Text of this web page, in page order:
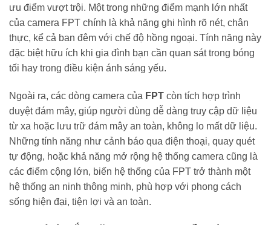
ưu điểm vượt trội. Một trong những điểm mạnh lớn nhất
của camera FPT chính là khả năng ghi hình rõ nét, chân
thực, kể cả ban đêm với chế độ hồng ngoại. Tính năng này
đặc biệt hữu ích khi gia đình bạn cần quan sát trong bóng
tối hay trong điều kiện ánh sáng yếu.
Ngoài ra, các dòng camera của FPT còn tích hợp trình
duyệt đám mây, giúp người dùng dễ dàng truy cập dữ liệu
từ xa hoặc lưu trữ đám mây an toàn, không lo mất dữ liệu.
Những tính năng như cảnh báo qua điện thoại, quay quét
tự động, hoặc khả năng mở rộng hệ thống camera cũng là
các điểm cộng lớn, biến hệ thống của FPT trở thành một
hệ thống an ninh thông minh, phù hợp với phong cách
sống hiện đại, tiện lợi và an toàn.